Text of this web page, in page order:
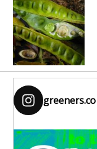
greeners.co